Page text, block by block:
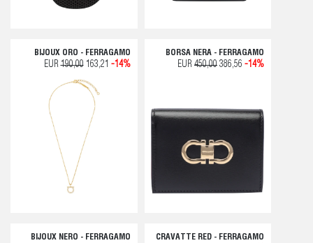
BIJOUX ORO - FERRAGAMO
EUR190,00163,21 -14%
BORSA NERA - FERRAGAMO
EUR 450,00 386,56 -14%
BIJOUX NERO - FERRAGAMO CRAVATTE RED - FERRAGAMO